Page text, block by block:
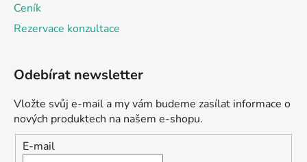
Ceník
Rezervace konzultace
Odebírat newsletter
Vložte svůj e-mail a my vám budeme zasílat informace o
nových produktech na našem e-shopu.
E-mail